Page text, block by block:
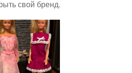
свой бренд.